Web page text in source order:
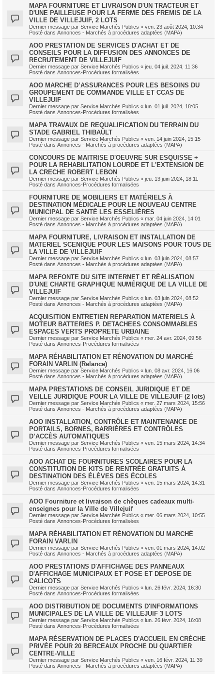
MAPA FOURNITURE ET LIVRAISON D'UN TRACTEUR ET
D'UNE PAILLEUSE POUR LA FERME DES FREMIS DE LA
VILLE DE VILLEJUIF, 2 LOTS
Dernier message par Service Marchés Publics « ven. 23 août 2024, 10:34
Posté dans Annonces - Marchés à procédures adaptées (MAPA)
AOO PRESTATION DE SERVICES D'ACHAT ET DE
CONSEILS POUR LA DIFFUSION DES ANNONCES DE
RECRUTEMENT DE VILLEJUIF
Dernier message par Service Marchés Publics « jeu. 04 juil. 2024, 11:36
Posté dans Annonces-Procédures formalisées
AOO MARCHE D’ASSURANCES POUR LES BESOINS DU
GROUPEMENT DE COMMANDE VILLE ET CCAS DE
VILLEJUIF
Dernier message par Service Marchés Publics « lun. 01 juil. 2024, 18:05
Posté dans Annonces-Procédures formalisées
MAPA TRAVAUX DE REQUALIFICATION DU TERRAIN DU
STADE GABRIEL THIBAULT
Dernier message par Service Marchés Publics « ven. 14 juin 2024, 15:15
Posté dans Annonces - Marchés à procédures adaptées (MAPA)
CONCOURS DE MAITRISE D'OEUVRE SUR ESQUISSE +
POUR LA REHABILITATION LOURDE ET L'EXTENSION DE
LA CRECHE ROBERT LEBON
Dernier message par Service Marchés Publics « jeu. 13 juin 2024, 18:11
Posté dans Annonces-Procédures formalisées
FOURNITURE DE MOBILIERS ET MATÉRIELS À
DESTINATION MÉDICALE POUR LE NOUVEAU CENTRE
MUNICIPAL DE SANTÉ LES ESSELIÈRES
Dernier message par Service Marchés Publics « mar. 04 juin 2024, 14:01
Posté dans Annonces - Marchés à procédures adaptées (MAPA)
MAPA FOURNITURE, LIVRAISON ET INSTALLATION DE
MATERIEL SCENIQUE POUR LES MAISONS POUR TOUS DE
LA VILLE DE VILLEJUIF
Dernier message par Service Marchés Publics « lun. 03 juin 2024, 08:57
Posté dans Annonces - Marchés à procédures adaptées (MAPA)
MAPA REFONTE DU SITE INTERNET ET RÉALISATION
D'UNE CHARTE GRAPHIQUE NUMÉRIQUE DE LA VILLE DE
VILLEJUIF
Dernier message par Service Marchés Publics « lun. 03 juin 2024, 08:52
Posté dans Annonces - Marchés à procédures adaptées (MAPA)
ACQUISITION ENTRETIEN REPARATION MATERIELS À
MOTEUR BATTERIES P. DETACHEES CONSOMMABLES
ESPACES VERTS PROPRETE URBAINE
Dernier message par Service Marchés Publics « mer. 24 avr. 2024, 09:56
Posté dans Annonces-Procédures formalisées
MAPA RÉHABILITATION ET RÉNOVATION DU MARCHÉ
FORAIN VARLIN (Relance)
Dernier message par Service Marchés Publics « lun. 08 avr. 2024, 16:06
Posté dans Annonces - Marchés à procédures adaptées (MAPA)
MAPA PRESTATIONS DE CONSEIL JURIDIQUE ET DE
VEILLE JURIDIQUE POUR LA VILLE DE VILLEJUIF (2 lots)
Dernier message par Service Marchés Publics « mer. 27 mars 2024, 15:56
Posté dans Annonces - Marchés à procédures adaptées (MAPA)
AOO INSTALLATION, CONTRÔLE ET MAINTENANCE DE
PORTAILS, BORNES, BARRIÈRES ET CONTRÔLES
D’ACCÈS AUTOMATIQUES
Dernier message par Service Marchés Publics « ven. 15 mars 2024, 14:34
Posté dans Annonces-Procédures formalisées
AOO ACHAT DE FOURNITURES SCOLAIRES POUR LA
CONSTITUTION DE KITS DE RENTRÉE GRATUITS À
DESTINATION DES ÉLÈVES DES ÉCOLES
Dernier message par Service Marchés Publics « ven. 15 mars 2024, 14:31
Posté dans Annonces-Procédures formalisées
AOO Fourniture et livraison de chèques cadeaux multi-
enseignes pour la Ville de Villejuif
Dernier message par Service Marchés Publics « mer. 06 mars 2024, 10:55
Posté dans Annonces-Procédures formalisées
MAPA RÉHABILITATION ET RÉNOVATION DU MARCHÉ
FORAIN VARLIN
Dernier message par Service Marchés Publics « ven. 01 mars 2024, 14:02
Posté dans Annonces - Marchés à procédures adaptées (MAPA)
AOO PRESTATIONS D'AFFICHAGE DES PANNEAUX
D'AFFICHAGE MUNICIPAUX ET POSE ET DEPOSE DE
CALICOTS
Dernier message par Service Marchés Publics « lun. 26 févr. 2024, 16:30
Posté dans Annonces-Procédures formalisées
AOO DISTRIBUTION DE DOCUMENTS D'INFORMATIONS
MUNICIPALES DE LA VILLE DE VILLEJUIF 3 LOTS
Dernier message par Service Marchés Publics « lun. 26 févr. 2024, 16:08
Posté dans Annonces-Procédures formalisées
MAPA RÉSERVATION DE PLACES D'ACCUEIL EN CRÈCHE
PRIVÉE POUR 20 BERCEAUX PROCHE DU QUARTIER
CENTRE-VILLE
Dernier message par Service Marchés Publics « ven. 16 févr. 2024, 11:39
Posté dans Annonces - Marchés à procédures adaptées (MAPA)